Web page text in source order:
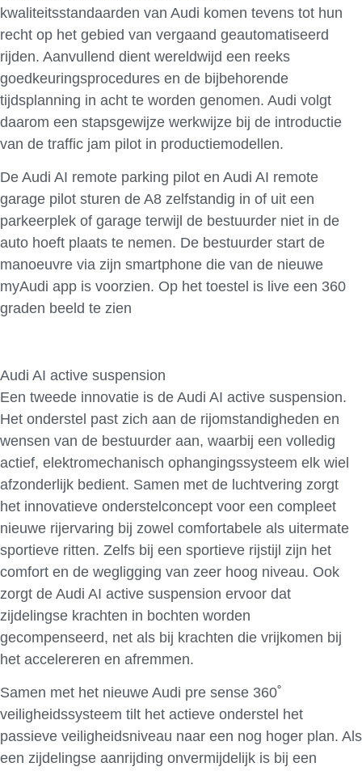
kwaliteitsstandaarden van Audi komen tevens tot hun
recht op het gebied van vergaand geautomatiseerd
rijden. Aanvullend dient wereldwijd een reeks
goedkeuringsprocedures en de bijbehorende
tijdsplanning in acht te worden genomen. Audi volgt
daarom een stapsgewijze werkwijze bij de introductie
van de traffic jam pilot in productiemodellen.
De Audi AI remote parking pilot en Audi AI remote
garage pilot sturen de A8 zelfstandig in of uit een
parkeerplek of garage terwijl de bestuurder niet in de
auto hoeft plaats te nemen. De bestuurder start de
manoeuvre via zijn smartphone die van de nieuwe
myAudi app is voorzien. Op het toestel is live een 360
graden beeld te zien
Audi AI active suspension
Een tweede innovatie is de Audi AI active suspension.
Het onderstel past zich aan de rijomstandigheden en
wensen van de bestuurder aan, waarbij een volledig
actief, elektromechanisch ophangingssysteem elk wiel
afzonderlijk bedient. Samen met de luchtvering zorgt
het innovatieve onderstelconcept voor een compleet
nieuwe rijervaring bij zowel comfortabele als uitermate
sportieve ritten. Zelfs bij een sportieve rijstijl zijn het
comfort en de wegligging van zeer hoog niveau. Ook
zorgt de Audi AI active suspension ervoor dat
zijdelingse krachten in bochten worden
gecompenseerd, net als bij krachten die vrijkomen bij
het accelereren en afremmen.
Samen met het nieuwe Audi pre sense 360˚
veiligheidssysteem tilt het actieve onderstel het
passieve veiligheidsniveau naar een nog hoger plan. Als
een zijdelingse aanrijding onvermijdelijk is bij een